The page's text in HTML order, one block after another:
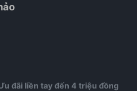
đãi liền tay đến 4 triệu đồng